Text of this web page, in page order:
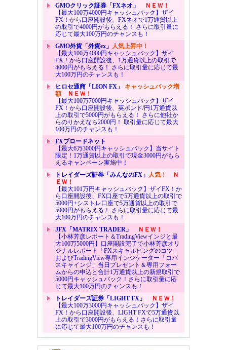
GMOクリック証券「FXネオ」
ＮＥＷ！
【最大100万4000円キャッシュバック】ザイ
FX！から口座開設後、FXネオで1万通貨以上
の取引で4000円がもらえる！ さらに取引量に
応じて最大100万円のチャンスも！
GMO外貨「外貨ex」 人気上昇中！
【最大100万4000円キャッシュバック】ザイ
FX！から口座開設後、1万通貨以上の取引で
4000円がもらえる！ さらに取引量に応じて最
大100万円のチャンスも！
ヒロセ通商「LION FX」 キャッシュバック増
額ＮＥＷ！
【最大100万7000円キャッシュバック】ザイ
FX！から口座開設後、英ポンド/円1万通貨以
上の取引で5000円がもらえる！ さらに他社か
らのりかえなら2000円！ 取引量に応じて最大
100万円のチャンスも！
FXブロードネット
【最大6万3000円キャッシュバック】当サイト
限定！1万通貨以上の取引で現金3000円がもら
えるキャンペーン実施中！
トレイダーズ証券「みんなのFX」 人気！
Ｎ
ＥＷ！
【最大101万円キャッシュバック】ザイFX！か
ら口座開設後、FX口座で5万通貨以上の取引で
5000円+シストレ口座で5万通貨以上の取引で
5000円がもらえる！ さらに取引量に応じて最
大100万円のチャンスも！
JFX「MATRIX TRADER」
ＮＥＷ！
【小林芳彦レポート＆TradingViewインジと最
大100万5000円】口座開設完了で小林芳彦オリ
ジナルレポート「FXスキャルピングのコツ」
およびTradingView専用インジケーター「コバ
スキャインジ」当日プレゼント＆専用フォー
ムからの申込と合計1万通貨以上の新規取引で
5000円キャッシュバック！さらに取引量に応
じて最大100万円のチャンスも！
トレイダーズ証券「LIGHT FX」
ＮＥＷ！
【最大100万3000円キャッシュバック】ザイ
FX！から口座開設後、LIGHT FXで5万通貨以
上の取引で3000円がもらえる！さらに取引量
に応じて最大100万円のチャンスも！